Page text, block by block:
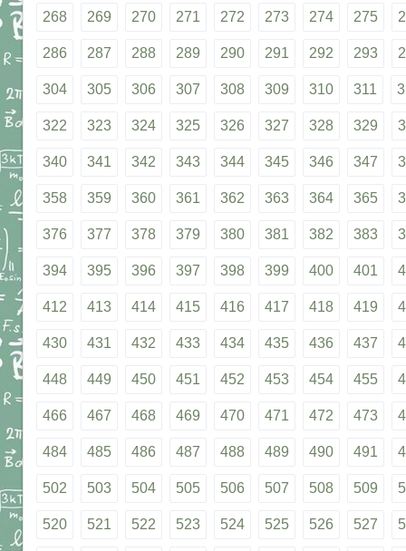
268 269 270 271 272 273 274 275
286 287 288 289 290 291 292 293
304 305 306 307 308 309 310 311
322 323 324 325 326 327 328 329
340 341 342 343 344 345 346 347
358 359 360 361 362 363 364 365
376 377 378 379 380 381 382 383
394 395 396 397 398 399 400 401
412 413 414 415 416 417 418 419
430 431 432 433 434 435 436 437
448 449 450 451 452 453 454 455
466 467 468 469 470 471 472 473
484 485 486 487 488 489 490 491
502 503 504 505 506 507 508 509
520 521 522 523 524 525 526 527